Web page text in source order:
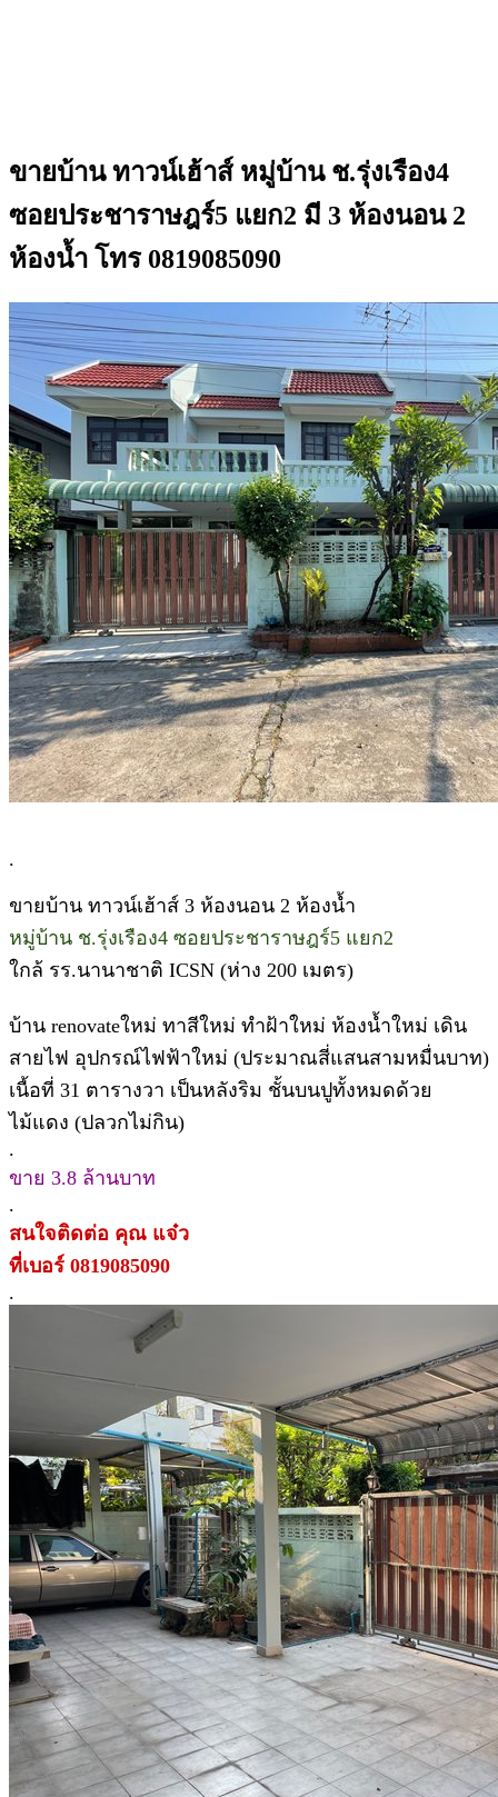
ขายบ้าน ทาวน์เฮ้าส์ หมู่บ้าน ช.รุ่งเรือง4
ซอยประชาราษฎร์5 แยก2 มี 3 ห้องนอน 2
ห้องน้ำ โทร 0819085090
.
ขายบ้าน ทาวน์เฮ้าส์ 3 ห้องนอน 2 ห้องน้ำ
หมู่บ้าน ช.รุ่งเรือง4 ซอยประชาราษฎร์5 แยก2
ใกล้ รร.นานาชาติ ICSN (ห่าง 200 เมตร)
บ้าน renovateใหม่ ทาสีใหม่ ทำฝ้าใหม่ ห้องน้ำใหม่ เดิน
สายไฟ อุปกรณ์ไฟฟ้าใหม่ (ประมาณสี่แสนสามหมื่นบาท)
เนื้อที่ 31 ตารางวา เป็นหลังริม ชั้นบนปูทั้งหมดด้วย
ไม้แดง (ปลวกไม่กิน)
.
ขาย 3.8 ล้านบาท
.
สนใจติดต่อ คุณ แจ๋ว
ที่เบอร์ 0819085090
.